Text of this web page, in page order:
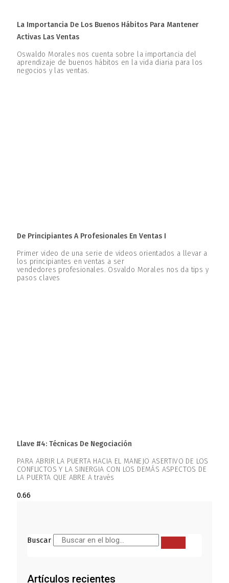
La Importancia De Los Buenos Hábitos Para Mantener
Activas Las Ventas
Oswaldo Morales nos cuenta sobre la importancia del
aprendizaje de buenos hábitos en la vida diaria para los
negocios y las ventas.
De Principiantes A Profesionales En Ventas I
Primer video de una serie de videos orientados a llevar a
los principiantes en ventas a ser
vendedores profesionales. Osvaldo Morales nos da tips y
pasos claves
Llave #4: Técnicas De Negociación
PARA ABRIR LA PUERTA HACIA EL MANEJO ASERTIVO DE LOS
CONFLICTOS Y LA SINERGIA CON LOS DEMÁS ASPECTOS DE
LA PUERTA QUE ABRE A través
Buscar
Artículos recientes